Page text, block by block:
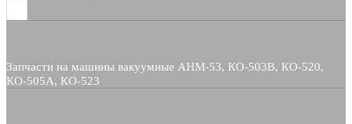
Запчасти на машины вакуумные АНМ-53, КО-503В, КО-520,
КО-505А, КО-523